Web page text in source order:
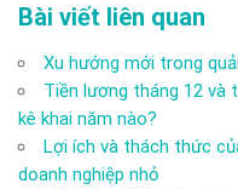
Bài viết liên quan
Xu hướng mới trong
Tiền lương tháng 12 và
kê khai năm nào?
Lợi ích và thách thức
doanh nghiệp nhỏ